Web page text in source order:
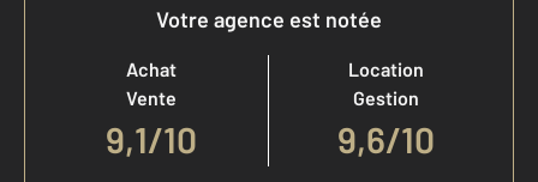
Votre agence est notée
Achat
Vente
9,1/10
Location
Gestion
9,6/10